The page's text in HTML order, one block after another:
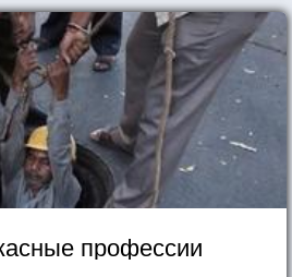
профессии